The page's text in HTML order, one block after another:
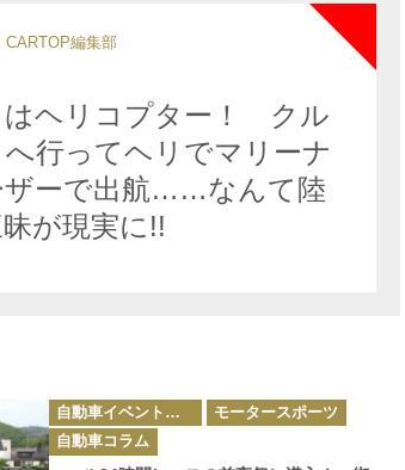
CARTOP編集部
はヘリコプター！ クル
行ってヘリでマリーナ
ザーで出航……なんて陸
が現実に!!
カ
テ
ゴ
リ
自動車イベント・カーイベント
モータースポーツ
自動車コラム